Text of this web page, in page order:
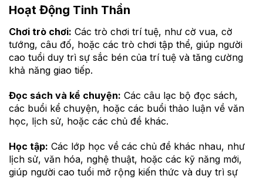
Hoạt Động Tinh Thần
Chơi trò chơi: Các trò chơi trí tuệ, như cờ vua, cờ
tướng, câu đố, hoặc các trò chơi tập thể, giúp người
cao tuổi duy trì sự sắc bén của trí tuệ và tăng cường
khả năng giao tiếp.
Đọc sách và kể chuyện: Các câu lạc bộ đọc sách,
các buổi kể chuyện, hoặc các buổi thảo luận về văn
học, lịch sử, hoặc các chủ đề khác.
Học tập: Các lớp học về các chủ đề khác nhau, như
lịch sử, văn hóa, nghệ thuật, hoặc các kỹ năng mới,
giúp người cao tuổi mở rộng kiến thức và duy trì sự